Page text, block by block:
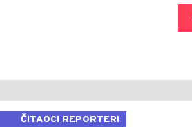
ČITAOCI REPORTERI